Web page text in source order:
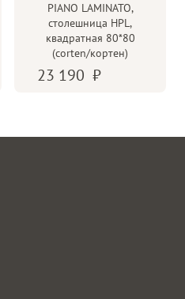
PIANO LAMINATO,
столешница HPL,
квадратная 80*80
(corten/кортен)
23 190